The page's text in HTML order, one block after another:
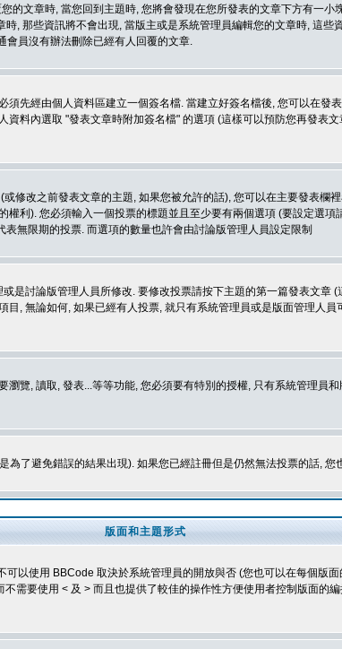
的文章時, 當您回到主題時, 您將會發現在您所發表的文章下方有一小
, 那些資訊將不會出現, 當版主或是系統管理員編輯您的文章時, 這些
會員沒有辦法刪除已經有人回覆的文章.
須先經由個人資料區建立一個簽名檔. 當建立好簽名檔後, 您可以在發
資料內選取 "發表文章時附加簽名檔" 的選項 (這樣可以預防您再發表
修改之前發表文章的主題, 如果您被允許的話), 您可以在主要發表欄
權利). 您必須輸入一個投票的標題並且至少要有兩個選項 (要設定選項
無限期的投票. 而選項的數量也許會由討論版管理人員設定限制
是討論版管理人員所修改. 要修改投票請按下主題的第一篇發表文章 (
目, 無論如何, 如果已經有人投票, 就只有系統管理員或是版面管理人
瀏覽, 讀取, 發表...等等功能, 您必須要有特別的授權, 只有系統管理員
為了避免錯誤的結果出現). 如果您已經註冊但是仍然無法投票的話, 您
版面和主題形式
可以使用 BBCode 取決於系統管理員的開放與否 (您也可以在每個版
需要使用 < 及 > 而且也提供了較佳的操作性方便使用者控制版面的